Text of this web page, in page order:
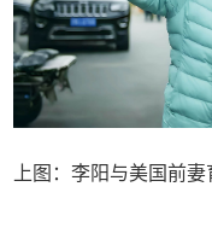
上图：李阳与美国前